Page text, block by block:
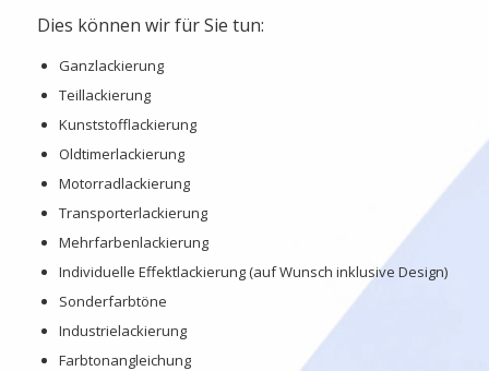
Dies können wir für Sie tun:
Ganzlackierung
Teillackierung
Kunststofflackierung
Oldtimerlackierung
Motorradlackierung
Transporterlackierung
Mehrfarbenlackierung
Individuelle Effektlackierung (auf Wunsch inklusive Design)
Sonderfarbtöne
Industrielackierung
Farbtonangleichung